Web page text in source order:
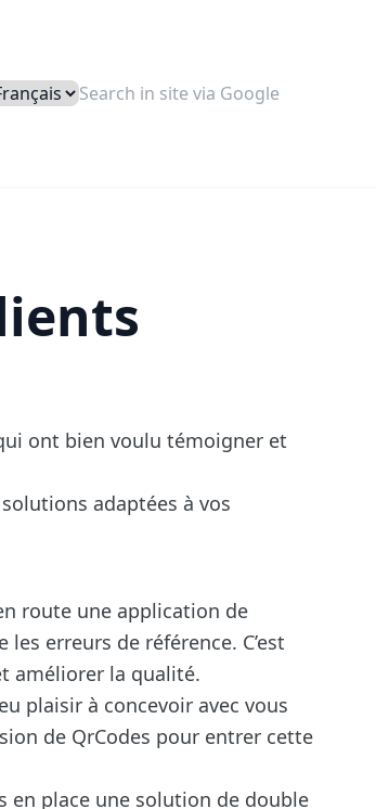
ont bien voulu témoigner et
adaptées à vos
route une application de
erreurs de référence. C’est
améliorer la qualité.
plaisir à concevoir avec vous
de QrCodes pour entrer cette
en place une solution de double